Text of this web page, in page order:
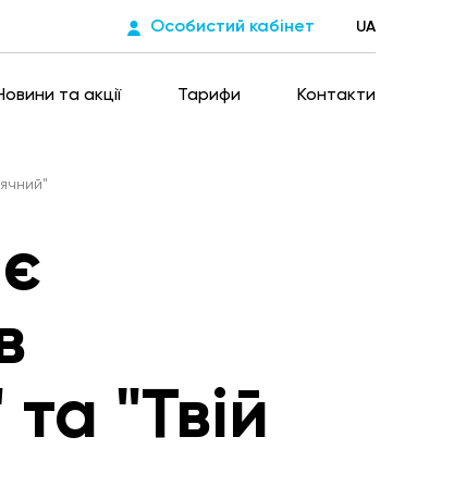
Особистий кабінет UA
та акції Тарифи Контакти
"Твій